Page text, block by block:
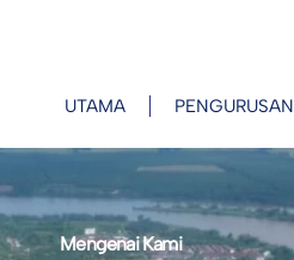
UTAMA PENGURUSAN
Mengenai Kami